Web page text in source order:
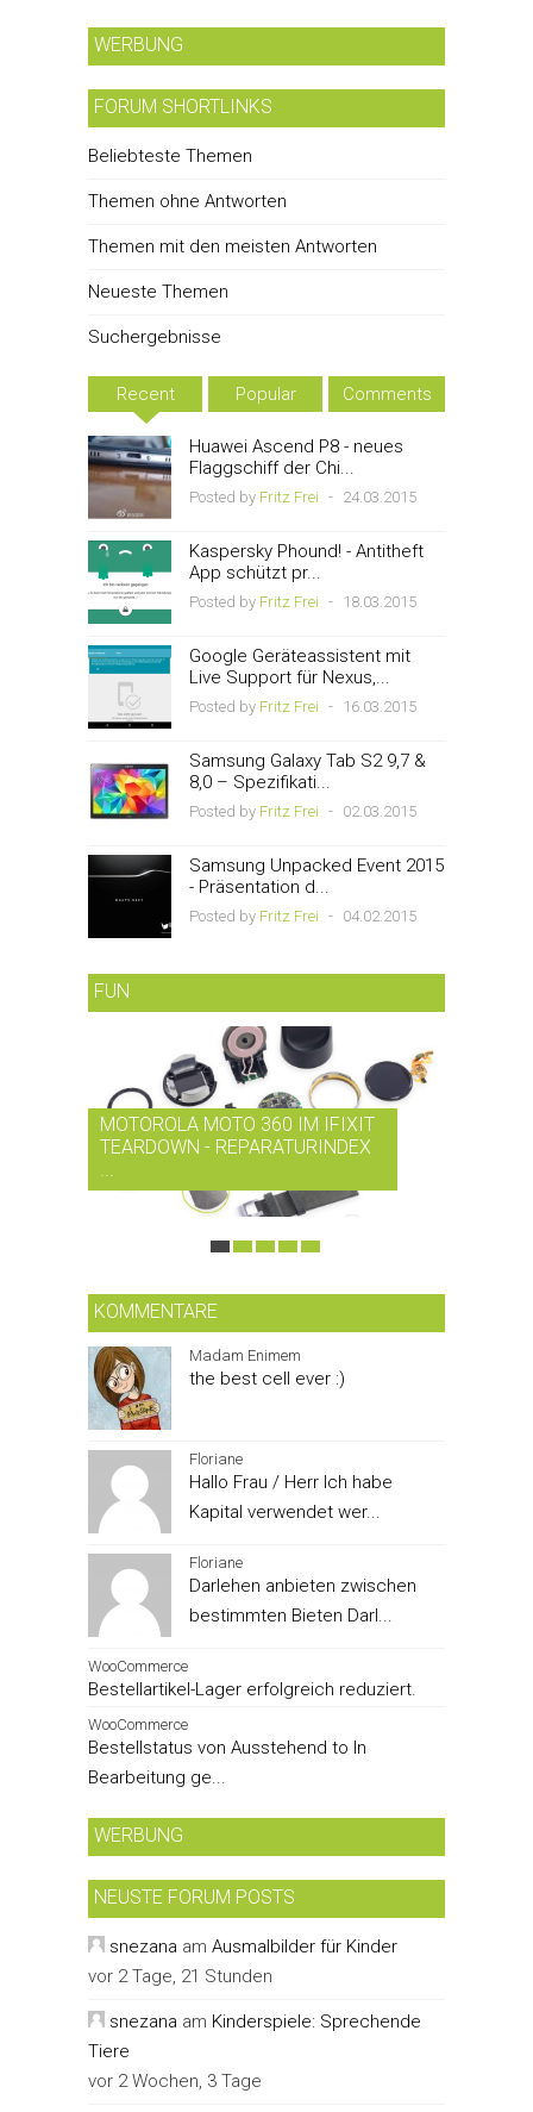
WERBUNG
FORUM SHORTLINKS
Beliebteste Themen
Themen ohne Antworten
Themen mit den meisten Antworten
Neueste Themen
Suchergebnisse
Recent Popular Comments
Huawei Ascend P8 - neues
Flaggschiff der Chi...
Posted by Fritz Frei - 24.03.2015
Kaspersky Phound! - Antitheft
App schützt pr...
Posted by Fritz Frei - 18.03.2015
Google Geräteassistent mit
Live Support für Nexus,...
Posted by Fritz Frei - 16.03.2015
Samsung Galaxy Tab S2 9,7 &
8,0 – Spezifikati...
Posted by Fritz Frei - 02.03.2015
Samsung Unpacked Event 2015
- Präsentation d...
Posted by Fritz Frei - 04.02.2015
FUN
MOTOROLA MOTO 360 IM IFIXIT
TEARDOWN - REPARATURINDEX
KOMMENTARE
Madam Enimem
the best cell ever :)
Floriane
Hallo Frau / Herr Ich habe
Kapital verwendet wer...
Floriane
Darlehen anbieten zwischen
bestimmten Bieten Darl...
WooCommerce
Bestellartikel-Lager erfolgreich reduziert.
WooCommerce
Bestellstatus von Ausstehend to In
Bearbeitung ge...
WERBUNG
NEUSTE FORUM POSTS
snezana am Ausmalbilder für Kinder
vor 2 Tage, 21 Stunden
snezana am Kinderspiele: Sprechende
Tiere
vor 2 Wochen, 3 Tage